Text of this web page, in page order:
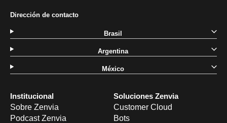
Institucional
Sobre Zenvia
Podcast Zenvia
Soluciones Zenvia
Customer Cloud
Bots
Dirección de contacto
Brasil
Argentina
México